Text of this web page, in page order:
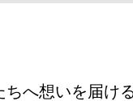
ちへ想いを届け